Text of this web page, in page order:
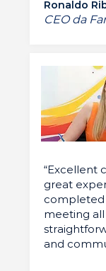
Ronaldo
CEO da
“Excellent
great
completed
meeting
and